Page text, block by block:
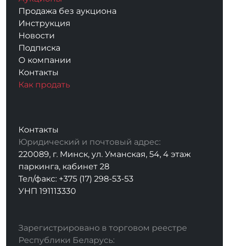
Продажа без аукциона
Инструкция
Новости
Подписка
О компании
Контакты
Как продать
Контакты
Юридический и почтовый адрес:
220089, г. Минск, ул. Уманская, 54, 4 этаж
паркинга, кабинет 28
Тел/факс: +375 (17) 298-53-53
УНП 191113330
Зарегистрировано в торговом реестре
Республики Беларусь: